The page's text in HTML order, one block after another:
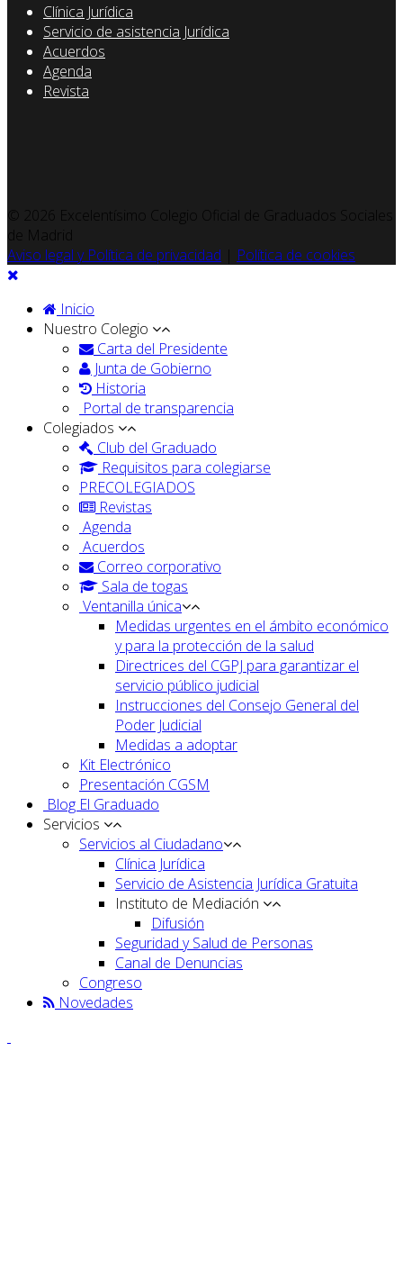
Clínica Jurídica
Servicio de asistencia Jurídica
Acuerdos
Agenda
Revista
© 2026 Excelentísimo Colegio Oficial de Graduados Sociales
de Madrid
Aviso legal y Política de privacidad
Política de cookies
Inicio
Nuestro Colegio
Carta del Presidente
Junta de Gobierno
Historia
Portal de transparencia
Colegiados
Club del Graduado
Requisitos para colegiarse
PRECOLEGIADOS
Revistas
Agenda
Acuerdos
Correo corporativo
Sala de togas
Ventanilla única
Medidas urgentes en el ámbito económico
y para la protección de la salud
Directrices del CGPJ para garantizar el
servicio público judicial
Instrucciones del Consejo General del
Poder Judicial
Medidas a adoptar
Kit Electrónico
Presentación CGSM
Blog El Graduado
Servicios
Servicios al Ciudadano
Clínica Jurídica
Servicio de Asistencia Jurídica Gratuita
Instituto de Mediación
Difusión
Seguridad y Salud de Personas
Canal de Denuncias
Congreso
Novedades